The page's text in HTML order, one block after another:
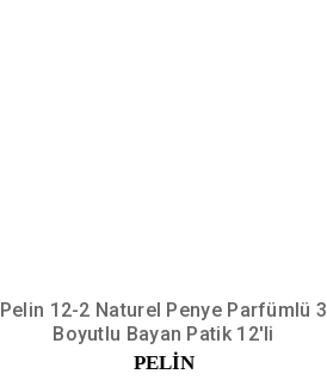
Pelin 12-2 Naturel Penye Parfümlü 3
Boyutlu Bayan Patik 12'li
PELİN